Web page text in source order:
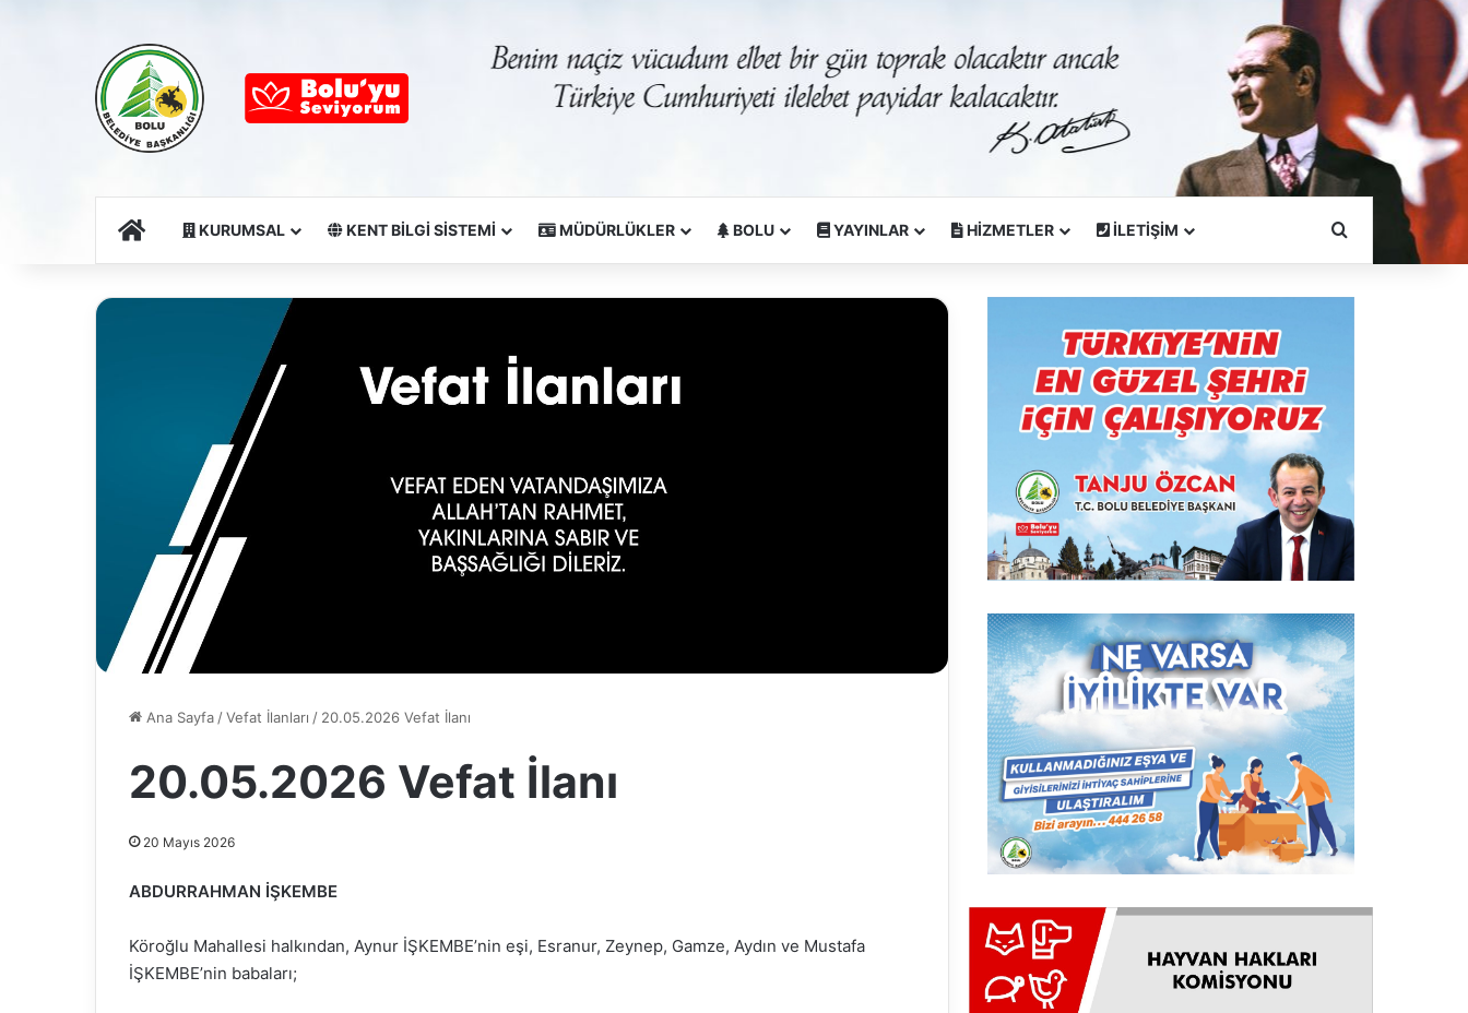
Ana SayfaKURUMSAL KENT BİLGİ SİSTEMİ MÜDÜRLÜKLER BOLU YAYINLAR HİZMETLER İLETİŞİM Arama Yapın
Ana Sayfa/Vefat İlanları / 20.05.2026 Vefat İlanı
20.05.2026 Vefat İlanı
20 Mayıs 2026
ABDURRAHMAN İŞKEMBE
Köroğlu Mahallesi halkından, Aynur İŞKEMBE’nin eşi, Esranur, Zeynep, Gamze, Aydın ve Mustafa
İŞKEMBE’nin babaları;